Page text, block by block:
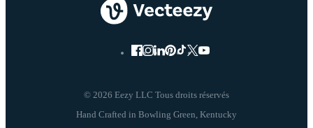
© 2026 Eezy LLC Tous droits réservés